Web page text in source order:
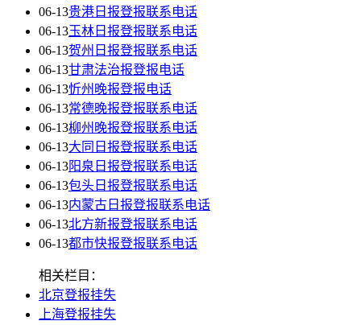
06-13贵港日报登报联系电话
06-13玉林日报登报联系电话
06-13贺州日报登报联系电话
06-13甘肃法治报登报电话
06-13忻州晚报登报电话
06-13常德晚报登报联系电话
06-13柳州晚报登报联系电话
06-13大同日报登报联系电话
06-13阳泉日报登报联系电话
06-13包头日报登报联系电话
06-13内蒙古日报登报联系电话
06-13北方新报登报联系电话
06-13都市快报登报联系电话
相关栏目：
北京登报挂失
上海登报挂失